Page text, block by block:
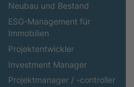
Neubau und Bestand
ESG-Management für
Immobilien
Projektentwickler
Investment Manager
Projektmanager / -controller